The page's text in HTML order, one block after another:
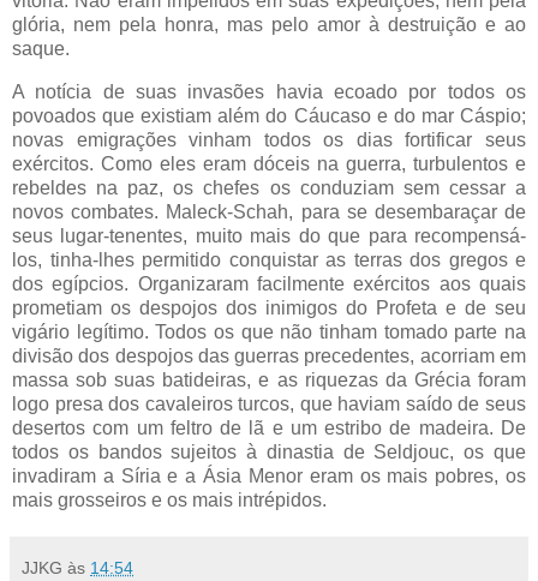
glória, nem pela honra, mas pelo amor à destruição e ao
saque.
A notícia de suas invasões havia ecoado por todos os
povoados que existiam além do Cáucaso e do mar Cáspio;
novas emigrações vinham todos os dias fortificar seus
exércitos. Como eles eram dóceis na guerra, turbulentos e
rebeldes na paz, os chefes os conduziam sem cessar a
novos combates. Maleck-Schah, para se desembaraçar de
seus lugar-tenentes, muito mais do que para recompensá-
los, tinha-lhes permitido conquistar as terras dos gregos e
dos egípcios. Organizaram facilmente exércitos aos quais
prometiam os despojos dos inimigos do Profeta e de seu
vigário legítimo. Todos os que não tinham tomado parte na
divisão dos despojos das guerras precedentes, acorriam em
massa sob suas batideiras, e as riquezas da Grécia foram
logo presa dos cavaleiros turcos, que haviam saído de seus
desertos com um feltro de lã e um estribo de madeira. De
todos os bandos sujeitos à dinastia de Seldjouc, os que
invadiram a Síria e a Ásia Menor eram os mais pobres, os
mais grosseiros e os mais intrépidos.
JJKG às 14:54